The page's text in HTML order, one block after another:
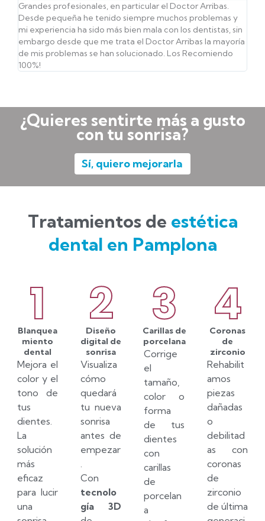
Grandes profesionales, en particular el Doctor Arribas.
Desde pequeña he tenido siempre muchos problemas y
mi experiencia ha sido más bien mala con los dentistas, sin
embargo desde que me trata el Doctor Arribas la mayoría
de mis problemas se han solucionado. Los Recomiendo
100%!
¿Quieres sentirte más a gusto
con tu sonrisa?
Sí, quiero mejorarla
Tratamientos de estética
dental en Pamplona
1
Blanquea
miento
dental
Mejora el
color y el
tono de
tus
dientes.
La
solución
más
eficaz
para lucir
una
2
Diseño
digital de
sonrisa
Visualiza
cómo
quedará
tu nueva
sonrisa
antes de
empezar
.
Con
tecnolo
gía 3D
3
Carillas de
porcelana
Corrige
el
tamaño,
color o
forma
de tus
dientes
con
carillas
de
porcelan
a
4
Coronas
de
zirconio
Rehabilit
amos
piezas
dañadas
o
debilitad
as con
coronas
de
zirconio
de última